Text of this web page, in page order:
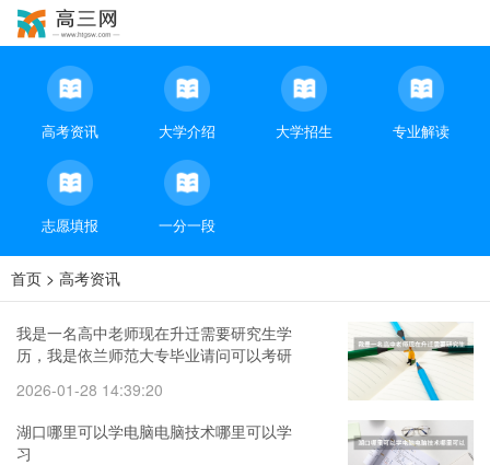
高考资讯 大学介绍 大学招生 专业解读
志愿填报 一分一段
首页 > 高考资讯
我是一名高中老师现在升迁需要研究生学
历，我是依兰师范大专毕业请问可以考研
2026-01-28 14:39:20
湖口哪里可以学电脑电脑技术哪里可以学
习